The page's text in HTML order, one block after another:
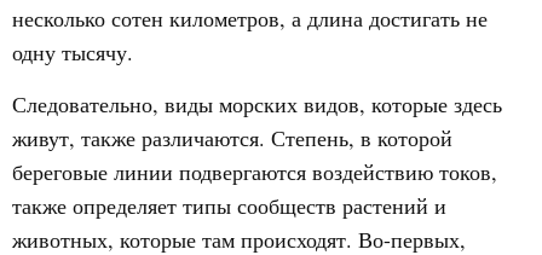
несколько сотен километров, а длина достигать не
одну тысячу.
Следовательно, виды морских видов, которые здесь
живут, также различаются. Степень, в которой
береговые линии подвергаются воздействию токов,
также определяет типы сообществ растений и
животных, которые там происходят. Во-первых,